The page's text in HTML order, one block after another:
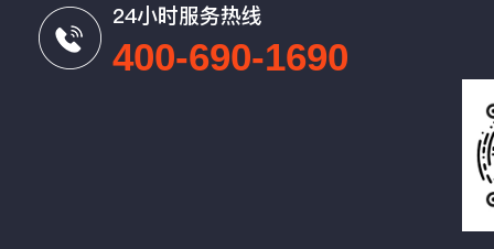
24小时服务热线
400-690-1690